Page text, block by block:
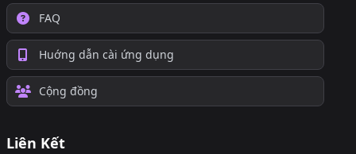
FAQ
Huớng dẫn cài ứng dụng
Cộng đồng
Liên Kết